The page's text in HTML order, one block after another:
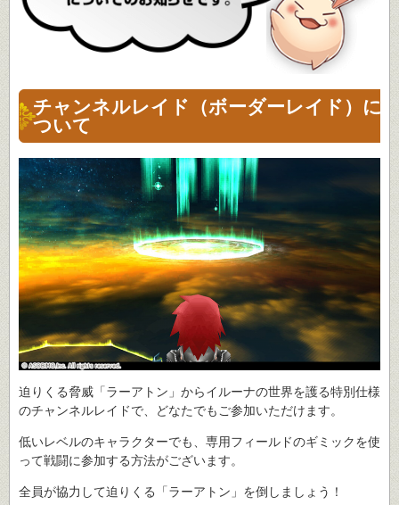
チャンネルレイド（ボーダーレイド）に
ついて
迫りくる脅威「ラーアトン」からイルーナの世界を護る特別仕様
のチャンネルレイドで、どなたでもご参加いただけます。
低いレベルのキャラクターでも、専用フィールドのギミックを使
って戦闘に参加する方法がございます。
全員が協力して迫りくる「ラーアトン」を倒しましょう！